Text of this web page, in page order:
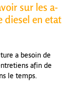
sur les a-
diesel en etat
a besoin de
afin de
le temps.